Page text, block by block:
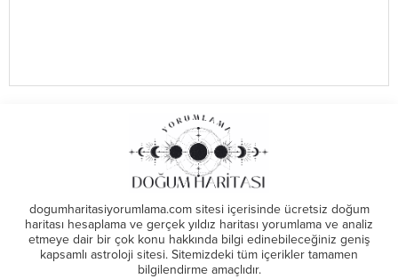
dogumharitasiyorumlama.com sitesi içerisinde ücretsiz doğum
haritası hesaplama ve gerçek yıldız haritası yorumlama ve analiz
etmeye dair bir çok konu hakkında bilgi edinebileceğiniz geniş
kapsamlı astroloji sitesi. Sitemizdeki tüm içerikler tamamen
bilgilendirme amaçlıdır.